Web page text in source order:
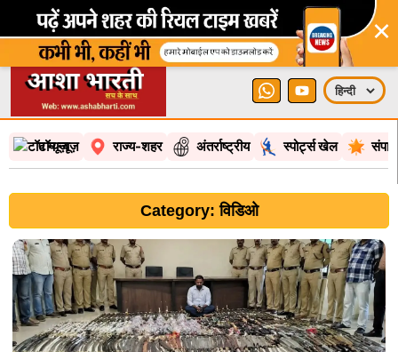
×
टॉप न्यूज़ राज्य-शहर अंतर्राष्ट्रीय स्पोर्ट्स खेल
Category: विडिओ